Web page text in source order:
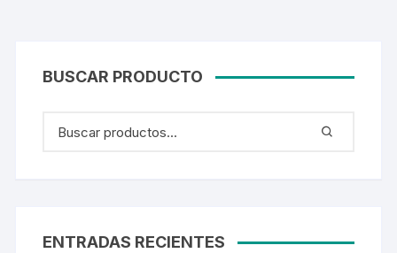
BUSCAR PRODUCTO
ENTRADAS RECIENTES